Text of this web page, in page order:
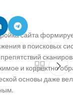
сайта
в поисковых
и корректно
основы даже